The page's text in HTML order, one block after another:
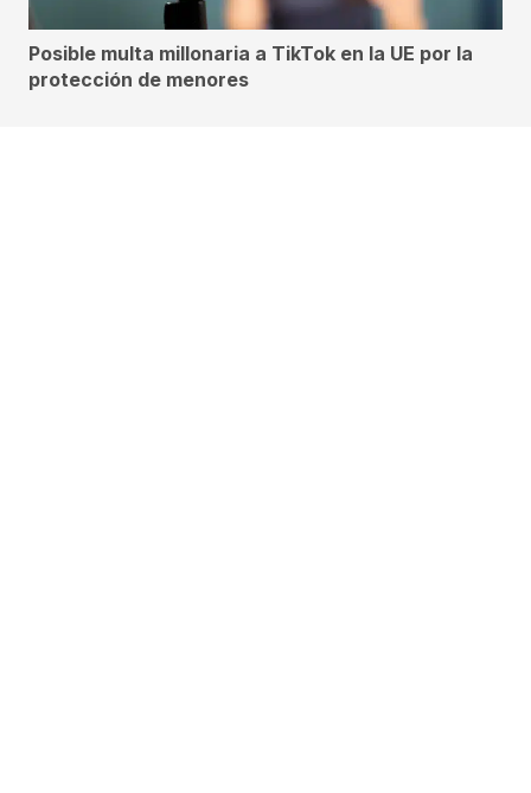
Posible multa millonaria a TikTok en la UE por la
protección de menores